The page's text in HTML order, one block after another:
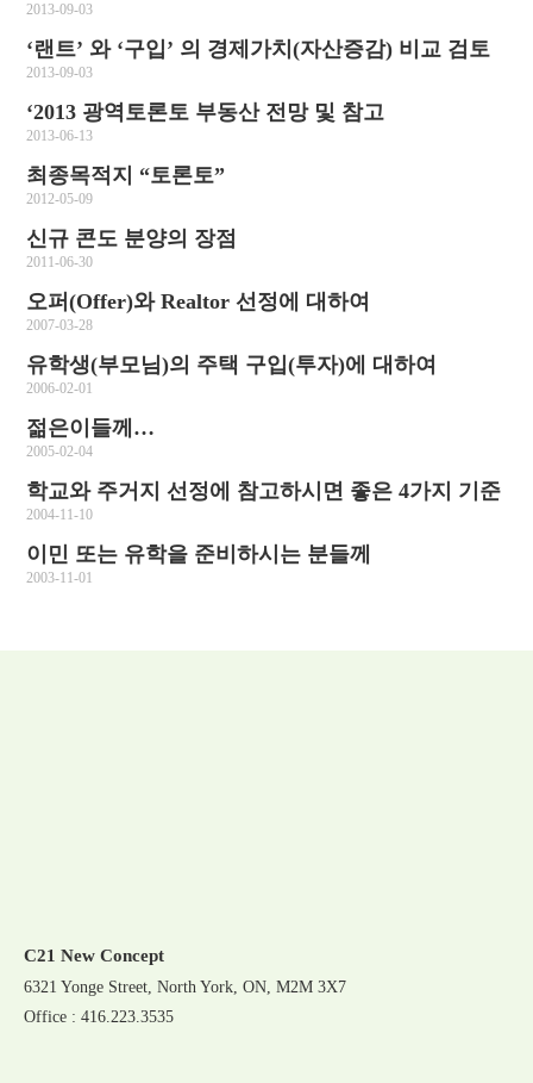
2013-09-03
‘랜트’ 와 ‘구입’ 의 경제가치(자산증감) 비교 검토
2013-09-03
‘2013 광역토론토 부동산 전망 및 참고
2013-06-13
최종목적지 “토론토”
2012-05-09
신규 콘도 분양의 장점
2011-06-30
오퍼(Offer)와 Realtor 선정에 대하여
2007-03-28
유학생(부모님)의 주택 구입(투자)에 대하여
2006-02-01
젊은이들께…
2005-02-04
학교와 주거지 선정에 참고하시면 좋은 4가지 기준
2004-11-10
이민 또는 유학을 준비하시는 분들께
2003-11-01
C21 New Concept
6321 Yonge Street, North York, ON, M2M 3X7
Office : 416.223.3535